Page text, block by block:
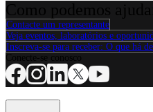
Contacte um representante
Veja eventos, laboratórios e
Inscreva-se para receber: O que há